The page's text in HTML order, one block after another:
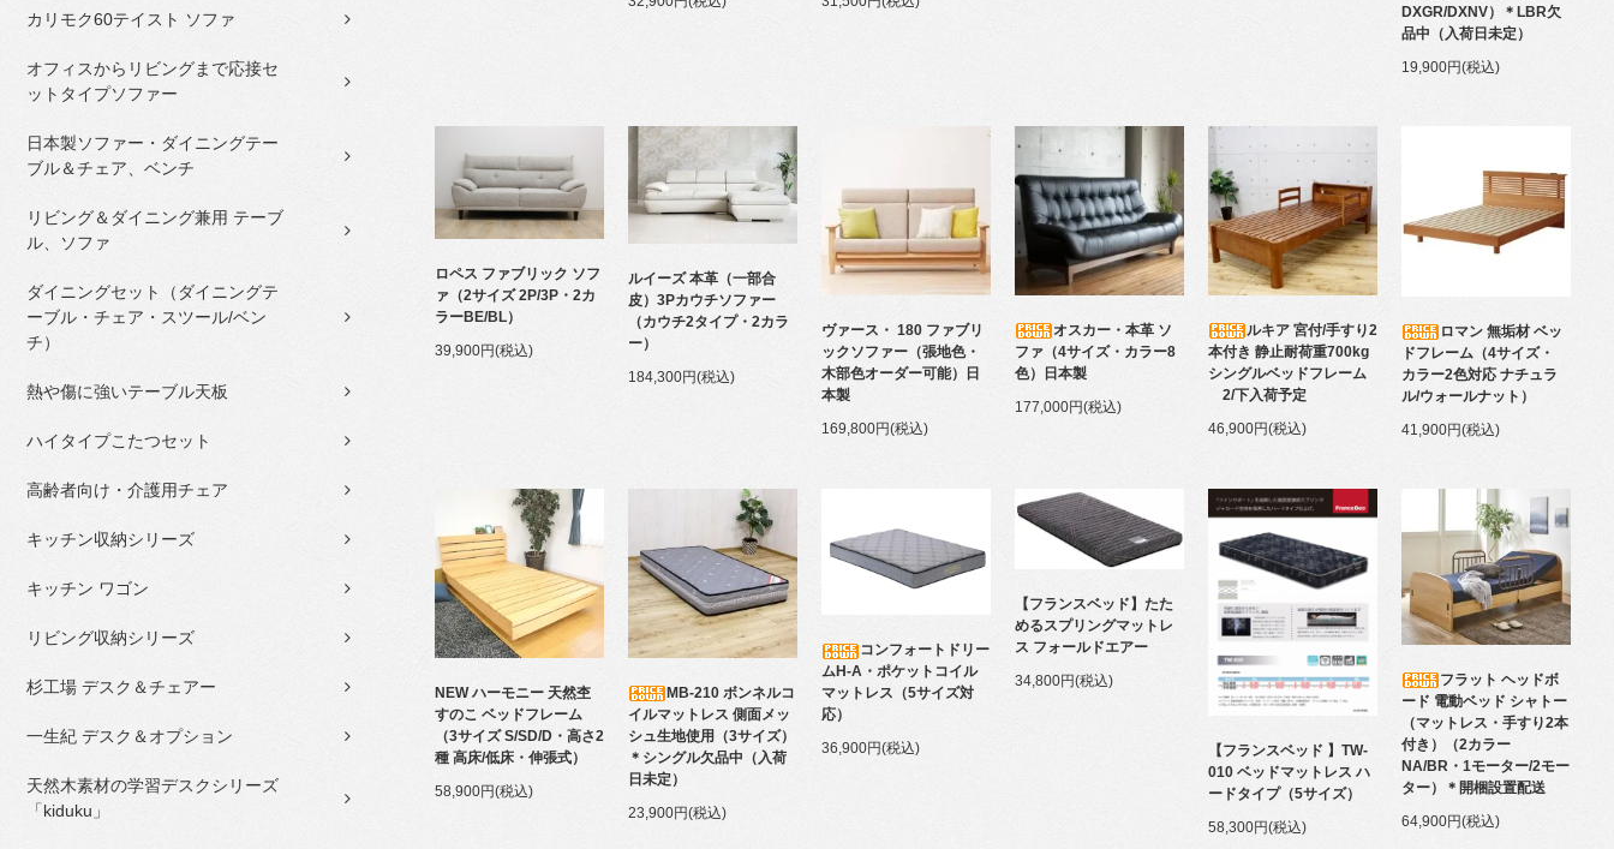
カリモク60テイスト ソファ
オフィスからリビングまで応接セ
ットタイプソファー
日本製ソファー・ダイニングテー
ブル＆チェア、ベンチ
リビング＆ダイニング兼用 テーブ
ル、ソファ
ダイニングセット（ダイニングテ
ーブル・チェア・スツール/ベン
チ）
熱や傷に強いテーブル天板
ハイタイプこたつセット
高齢者向け・介護用チェア
キッチン収納シリーズ
キッチン ワゴン
リビング収納シリーズ
杉工場 デスク＆チェアー
一生紀 デスク＆オプション
天然木素材の学習デスクシリーズ
「kiduku」
DXGR/DXNV）＊LBR欠
品中（入荷日未定）
19,900円(税込)
ロペス ファブリック ソフ
ァ（2サイズ 2P/3P・2カ
ラーBE/BL）
39,900円(税込)
ルイーズ 本革（一部合
皮）3Pカウチソファー
（カウチ2タイプ・2カラ
ー）
184,300円(税込)
ヴァース・ 180 ファブリ
ックソファー（張地色・
木部色オーダー可能）日
本製
169,800円(税込)
オスカー・本革 ソ
ファ（4サイズ・カラー8
色）日本製
177,000円(税込)
ルキア 宮付/手すり2
本付き 静止耐荷重700kg
シングルベッドフレーム
2/下入荷予定
46,900円(税込)
ロマン 無垢材 ベッ
ドフレーム（4サイズ・
カラー2色対応 ナチュラ
ル/ウォールナット）
41,900円(税込)
NEW ハーモニー 天然杢
すのこ ベッドフレーム
（3サイズ S/SD/D・高さ2
種 高床/低床・伸張式）
58,900円(税込)
MB-210 ボンネルコ
イルマットレス 側面メッ
シュ生地使用（3サイズ）
＊シングル欠品中（入荷
日未定）
23,900円(税込)
コンフォートドリー
ムH-A・ポケットコイル
マットレス（5サイズ対
応）
36,900円(税込)
【フランスベッド】たた
めるスプリングマットレ
ス フォールドエアー
34,800円(税込)
【フランスベッド 】TW-
010 ベッドマットレス ハ
ードタイプ（5サイズ）
58,300円(税込)
フラット ヘッドボ
ード 電動ベッド シャトー
（マットレス・手すり2本
付き）（2カラー
NA/BR・1モーター/2モー
ター）＊開梱設置配送
64,900円(税込)